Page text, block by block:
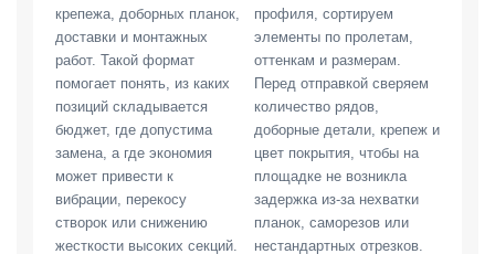
крепежа, доборных планок,
доставки и монтажных
работ. Такой формат
помогает понять, из каких
позиций складывается
бюджет, где допустима
замена, а где экономия
может привести к
вибрации, перекосу
створок или снижению
жесткости высоких секций.
профиля, сортируем
элементы по пролетам,
оттенкам и размерам.
Перед отправкой сверяем
количество рядов,
доборные детали, крепеж и
цвет покрытия, чтобы на
площадке не возникла
задержка из-за нехватки
планок, саморезов или
нестандартных отрезков.